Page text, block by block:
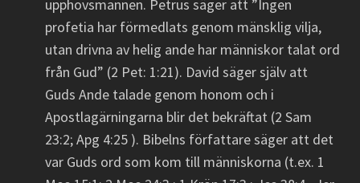
upphovsmannen. Petrus säger att ”Ingen
profetia har förmedlats genom mänsklig vilja,
utan drivna av helig ande har människor talat ord
från Gud” (2 Pet: 1:21). David säger själv att
Guds Ande talade genom honom och i
Apostlagärningarna blir det bekräftat (2 Sam
23:2; Apg 4:25 ). Bibelns författare säger att det
var Guds ord som kom till människorna (t.ex. 1